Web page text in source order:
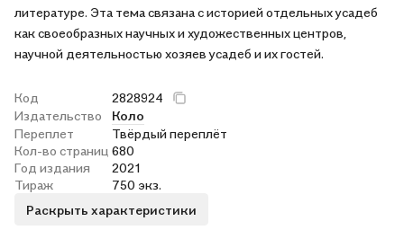
литературе. Эта тема связана с историей отдельных усадеб
как своеобразных научных и художественных центров,
научной деятельностью хозяев усадеб и их гостей.
Код
2828924
Издательство
Коло
Переплет
Твёрдый переплёт
Кол-во страниц 680
Год издания
2021
Тираж
750 экз.
Раскрыть характеристики